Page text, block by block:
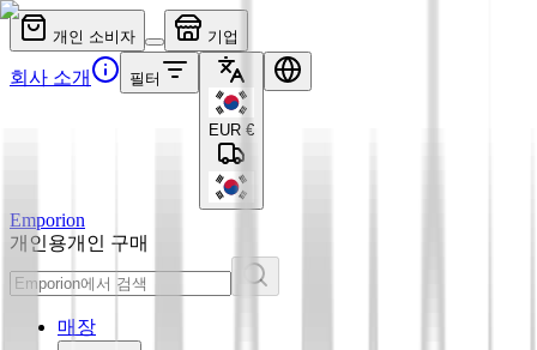
개인 소비자 기업
회사 소개 필터
EUR €
Emporion
개인용개인 구매
매장